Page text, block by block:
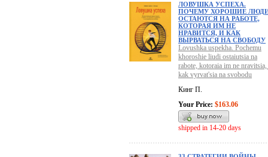
ЛОВУШКА УСПЕХА.
ПОЧЕМУ ХОРОШИЕ
ОСТАЮТСЯ НА РАБОТЕ,
КОТОРАЯ ИМ НЕ
НРАВИТСЯ, И КАК
ВЫРВАТЬСЯ НА СВОБОДУ
Lovushka uspekha. Pochemu
khoroshie liudi ostaiutsia na
rabote, kotoraia im ne
kak vyrvat'sia na svobodu
Кинг П.
Your Price: $163.06
shipped in 14-20 days